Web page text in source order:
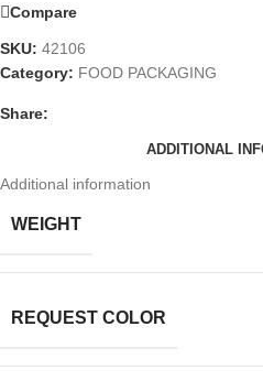
Compare
SKU: 42106
Category: FOOD PACKAGING
Share:
ADDITIONAL
Additional information
WEIGHT
REQUEST COLOR